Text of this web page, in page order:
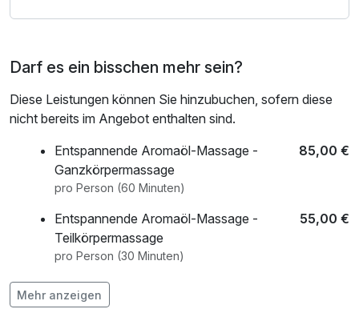
Darf es ein bisschen mehr sein?
Diese Leistungen können Sie hinzubuchen, sofern diese
nicht bereits im Angebot enthalten sind.
Entspannende Aromaöl-Massage -
Ganzkörpermassage
85,00 €
pro Person (60 Minuten)
Entspannende Aromaöl-Massage -
Teilkörpermassage
55,00 €
pro Person (30 Minuten)
Flasche Prosecco 0,75l bei Anreise auf
dem Zimmer
Mehr anzeigen